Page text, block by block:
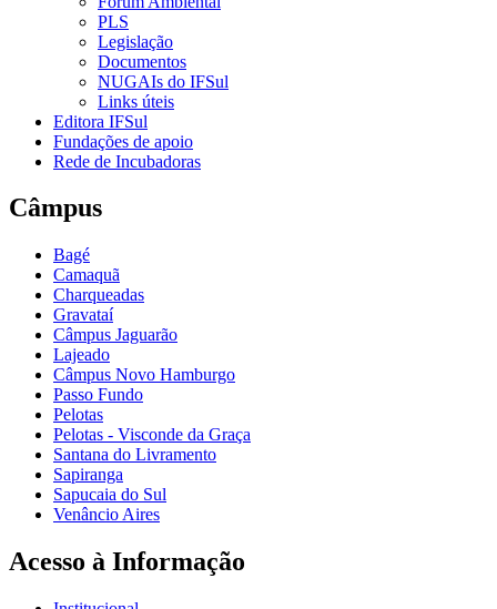
PLS
Legislação
Documentos
NUGAIs do IFSul
Links úteis
Editora IFSul
Fundações de apoio
Rede de Incubadoras
Câmpus
Bagé
Camaquã
Charqueadas
Gravataí
Câmpus Jaguarão
Lajeado
Câmpus Novo Hamburgo
Passo Fundo
Pelotas
Pelotas - Visconde da Graça
Santana do Livramento
Sapiranga
Sapucaia do Sul
Venâncio Aires
Acesso à Informação